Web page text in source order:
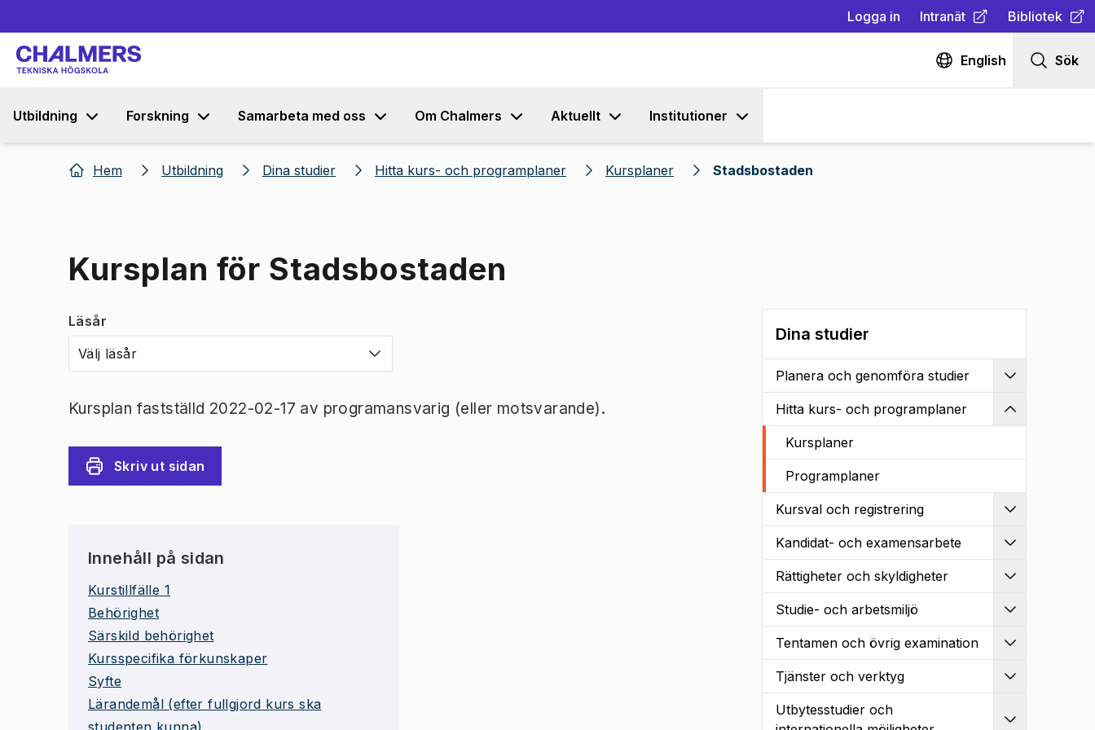
Logga in Intranät
(Öppnas i ny flik)
Bibliotek
(Öppnas i ny
English Sök
Utbildning Forskning Samarbeta med oss Om Chalmers Aktuellt Institutioner
Hem Utbildning Dina studier Hitta kurs- och programplaner Kursplaner Stadsbostaden
Kursplan för Stadsbostaden
Läsår
Välj läsår
Kursplan fastställd 2022-02-17 av programansvarig (eller motsvarande).
Skriv ut sidan
Innehåll på sidan
Kurstillfälle 1
Behörighet
Särskild behörighet
Kursspecifika förkunskaper
Syfte
Lärandemål (efter fullgjord kurs ska
studenten kunna)
Dina studier
Planera och genomföra studier
Hitta kurs- och programplaner
Kursplaner
Programplaner
Kursval och registrering
Kandidat- och examensarbete
Rättigheter och skyldigheter
Studie- och arbetsmiljö
Tentamen och övrig examination
Tjänster och verktyg
Utbytesstudier och